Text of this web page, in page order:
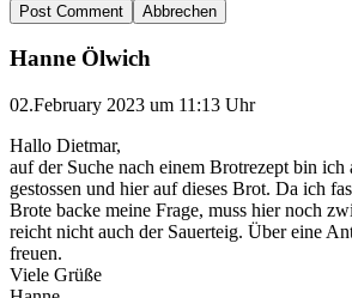
Abbrechen
Hanne Ölwich
02.February 2023 um 11:13 Uhr
Hallo Dietmar,
auf der Suche nach einem Brotrezept bin ich
gestossen und hier auf dieses Brot. Da ich
Brote backe meine Frage, muss hier noch
reicht nicht auch der Sauerteig. Über eine
freuen.
Viele Grüße